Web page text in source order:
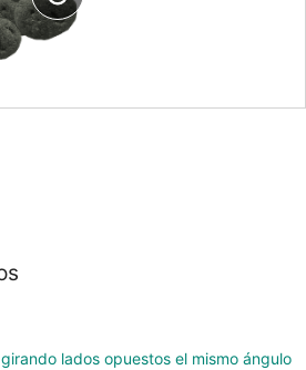
lados opuestos el mismo ángulo